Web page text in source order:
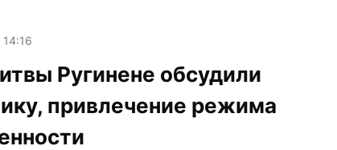
14:16
Ругинене обсудили
привлечение режима